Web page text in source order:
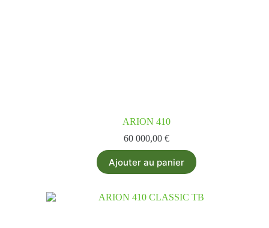
ARION 410
60 000,00 €
Ajouter au panier